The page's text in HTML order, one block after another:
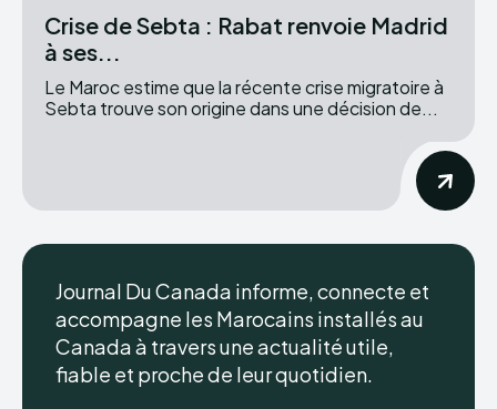
Crise de Sebta : Rabat renvoie Madrid
à ses...
Le Maroc estime que la récente crise migratoire à
Sebta trouve son origine dans une décision de...
Journal Du Canada informe, connecte et
accompagne les Marocains installés au
Canada à travers une actualité utile,
fiable et proche de leur quotidien.